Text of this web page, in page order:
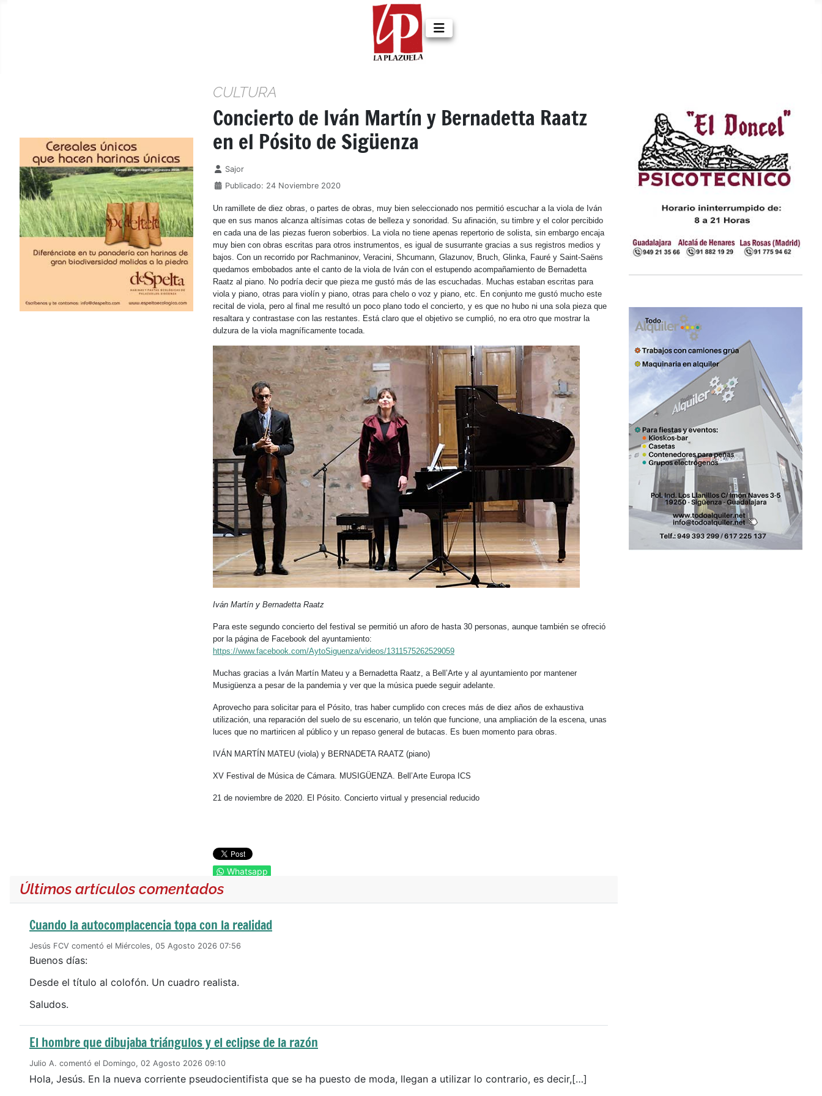
Últimos artículos comentados
Cuando la autocomplacencia topa con la realidad
Jesús FCV comentó el Miércoles, 05 Agosto 2026 07:56
Buenos días:
Desde el título al colofón. Un cuadro realista.
Saludos.
El hombre que dibujaba triángulos y el eclipse de la razón
Julio A. comentó el Domingo, 02 Agosto 2026 09:10
Hola, Jesús. En la nueva corriente pseudocientifista que se ha puesto de moda, llegan a utilizar lo contrario, es decir,[…]
CULTURA
Concierto de Iván Martín y Bernadetta Raatz
en el Pósito de Sigüenza
Detalles
Sajor
Publicado: 24 Noviembre 2020
Un ramillete de diez obras, o partes de obras, muy bien seleccionado nos permitió escuchar a la viola de Iván
que en sus manos alcanza altísimas cotas de belleza y sonoridad. Su afinación, su timbre y el color percibido
en cada una de las piezas fueron soberbios. La viola no tiene apenas repertorio de solista, sin embargo encaja
muy bien con obras escritas para otros instrumentos, es igual de susurrante gracias a sus registros medios y
bajos. Con un recorrido por Rachmaninov, Veracini, Shcumann, Glazunov, Bruch, Glinka, Fauré y Saint-Saëns
quedamos embobados ante el canto de la viola de Iván con el estupendo acompañamiento de Bernadetta
Raatz al piano. No podría decir que pieza me gustó más de las escuchadas. Muchas estaban escritas para
viola y piano, otras para violín y piano, otras para chelo o voz y piano, etc. En conjunto me gustó mucho este
recital de viola, pero al final me resultó un poco plano todo el concierto, y es que no hubo ni una sola pieza que
resaltara y contrastase con las restantes. Está claro que el objetivo se cumplió, no era otro que mostrar la
dulzura de la viola magníficamente tocada.
Iván Martín y Bernadetta Raatz
Para este segundo concierto del festival se permitió un aforo de hasta 30 personas, aunque también se ofreció
por la página de Facebook del ayuntamiento:
https://www.facebook.com/AytoSiguenza/videos/1311575262529059
Muchas gracias a Iván Martín Mateu y a Bernadetta Raatz, a Bell’Arte y al ayuntamiento por mantener
Musigüenza a pesar de la pandemia y ver que la música puede seguir adelante.
Aprovecho para solicitar para el Pósito, tras haber cumplido con creces más de diez años de exhaustiva
utilización, una reparación del suelo de su escenario, un telón que funcione, una ampliación de la escena, unas
luces que no martiricen al público y un repaso general de butacas. Es buen momento para obras.
IVÁN MARTÍN MATEU (viola) y BERNADETA RAATZ (piano)
XV Festival de Música de Cámara. MUSIGÜENZA. Bell’Arte Europa ICS
21 de noviembre de 2020. El Pósito. Concierto virtual y presencial reducido
Whatsapp